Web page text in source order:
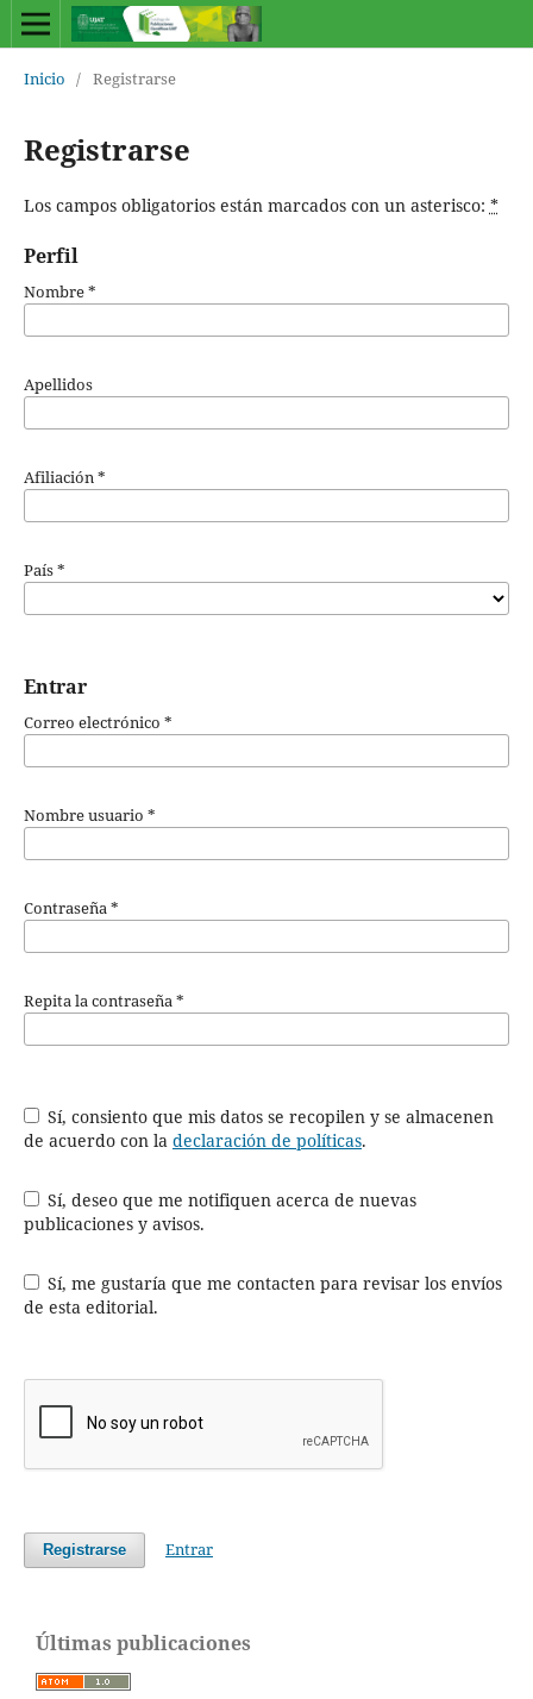
Inicio / Registrarse
Registrarse
Los campos obligatorios están marcados con un asterisco: *
Perfil
Nombre*
Apellidos
Afiliación*
País*
Entrar
Correo electrónico *
Nombre usuario *
Contraseña*
Repita la contraseña*
Sí, consiento que mis datos se recopilen y se almacenen
de acuerdo con la declaración de políticas.
Sí, deseo que me notifiquen acerca de nuevas
publicaciones y avisos.
Sí, me gustaría que me contacten para revisar los envíos
de esta editorial.
Registrarse Entrar
Últimas publicaciones